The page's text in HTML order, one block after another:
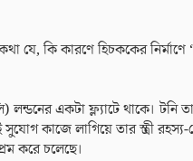
যে, কি কারণে হিচককের নির্মাণে
লন্ডনের একটা ফ্ল্যাটে থাকে। টনি
কাজে লাগিয়ে তার স্ত্রী রহস্য-
করে চলেছে।